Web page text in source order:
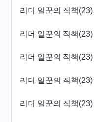
리더 일꾼의 직책(23)
리더 일꾼의 직책(23)
리더 일꾼의 직책(23)
리더 일꾼의 직책(23)
리더 일꾼의 직책(23)